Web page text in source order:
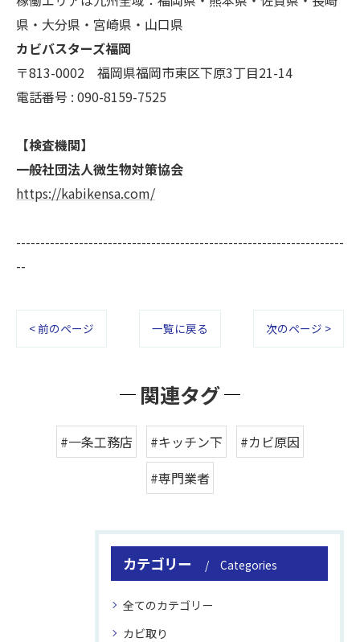
県・大分県・宮崎県・山口県
カビバスターズ福岡
〒813-0002 福岡県福岡市東区下原3丁目21-14
電話番号 : 090-8159-7525
【検査機関】
一般社団法人微生物対策協会
https://kabikensa.com/
--------------------------------------------------------------------
--
< 前のページ 一覧に戻る 次のページ >
関連タグ
#一条工務店 #キッチン下
#カビ原因
#専門業者
カテゴリー Categories
全てのカテゴリー
カビ取り